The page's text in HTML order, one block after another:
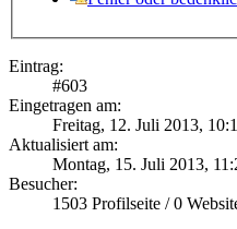
Eintrag:
#603
Eingetragen am:
Freitag, 12. Juli 2013,
Aktualisiert am:
Montag, 15. Juli 2013,
Besucher:
1503 Profilseite /0